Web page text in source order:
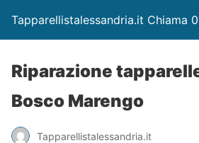
Tapparellistalessandria.it Chiama
Riparazione
Bosco Marengo
Tapparellistalessandria.it